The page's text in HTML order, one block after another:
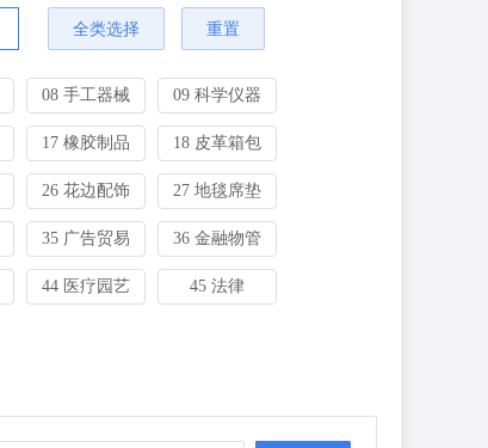
全类选择 重置
08 手工器械 09 科学仪器
17 橡胶制品 18 皮革箱包
26 花边配饰 27 地毯席垫
35 广告贸易 36 金融物管
44 医疗园艺 45 法律